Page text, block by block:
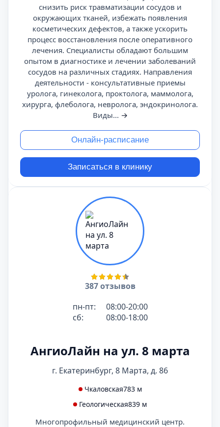
снизить риск травматизации сосудов и
окружающих тканей, избежать появления
косметических дефектов, а также ускорить
процесс восстановления после оперативного
лечения. Специалисты обладают большим
опытом в диагностике и лечении заболеваний
сосудов на различных стадиях. Направления
деятельности - консультативные приемы
уролога, гинеколога, проктолога, маммолога,
хирурга, флеболога, невролога, эндокринолога.
Виды... →
Онлайн-расписание
Записаться в клинику
387 отзывов
пн-пт:
08:00-20:00
сб:
08:00-18:00
АнгиоЛайн на ул. 8 марта
г. Екатеринбург, 8 Марта, д. 86
Чкаловская783 м
Геологическая839 м
Многопрофильный медицинский центр.